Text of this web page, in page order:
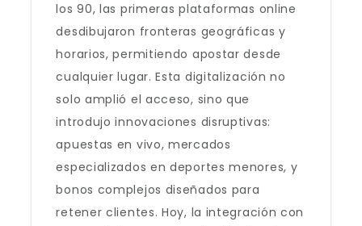
los 90, las primeras plataformas online
desdibujaron fronteras geográficas y
horarios, permitiendo apostar desde
cualquier lugar. Esta digitalización no
solo amplió el acceso, sino que
introdujo innovaciones disruptivas:
apuestas en vivo, mercados
especializados en deportes menores, y
bonos complejos diseñados para
retener clientes. Hoy, la integración con